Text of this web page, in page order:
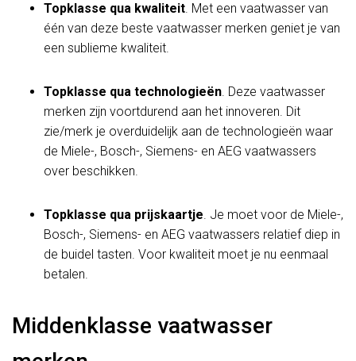
Topklasse qua kwaliteit. Met een vaatwasser van
één van deze beste vaatwasser merken geniet je van
een sublieme kwaliteit.
Topklasse qua technologieën. Deze vaatwasser
merken zijn voortdurend aan het innoveren. Dit
zie/merk je overduidelijk aan de technologieën waar
de Miele-, Bosch-, Siemens- en AEG vaatwassers
over beschikken.
Topklasse qua prijskaartje. Je moet voor de Miele-,
Bosch-, Siemens- en AEG vaatwassers relatief diep in
de buidel tasten. Voor kwaliteit moet je nu eenmaal
betalen.
Middenklasse vaatwasser